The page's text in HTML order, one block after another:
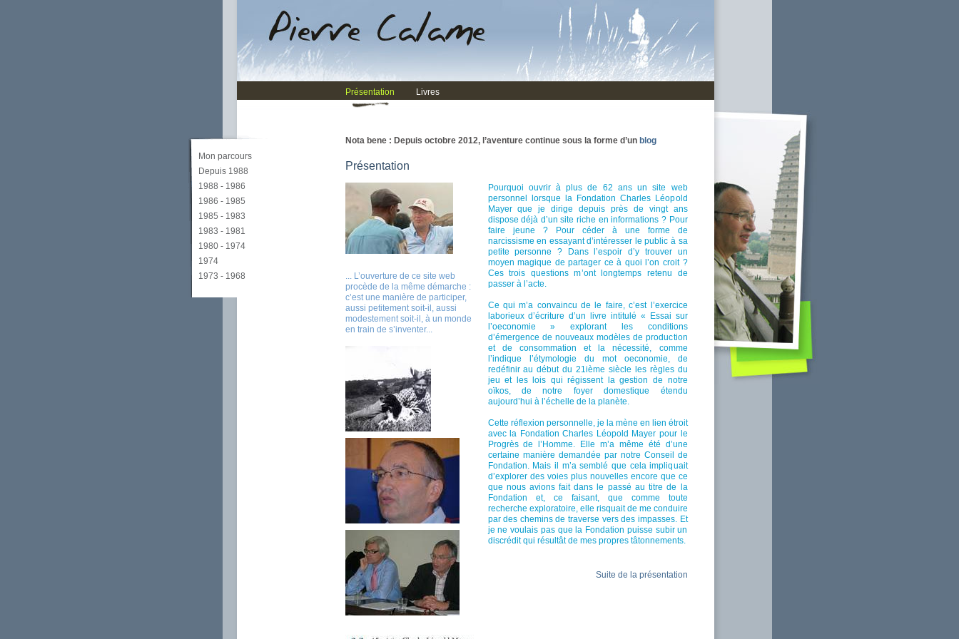
Nota bene : Depuis octobre 2012, l’aventure continue sous la forme d’un blog
Présentation
Pourquoi ouvrir à plus de 62 ans un site web
personnel lorsque la Fondation Charles Léopold
Mayer que je dirige depuis près de vingt ans
dispose déjà d’un site riche en informations ? Pour
faire jeune ? Pour céder à une forme de
narcissisme en essayant d’intéresser le public à sa
petite personne ? Dans l’espoir d’y trouver un
moyen magique de partager ce à quoi l’on croit ?
Ces trois questions m’ont longtemps retenu de
passer à l’acte.
Ce qui m’a convaincu de le faire, c’est l’exercice
laborieux d’écriture d’un livre intitulé « Essai sur
l’oeconomie » explorant les conditions
d’émergence de nouveaux modèles de production
et de consommation et la nécessité, comme
l’indique l’étymologie du mot oeconomie, de
redéfinir au début du 21ième siècle les règles du
jeu et les lois qui régissent la gestion de notre
oïkos, de notre foyer domestique étendu
aujourd’hui à l’échelle de la planète.
Cette réflexion personnelle, je la mène en lien étroit
avec la Fondation Charles Léopold Mayer pour le
Progrès de l’Homme. Elle m’a même été d’une
certaine manière demandée par notre Conseil de
Fondation. Mais il m’a semblé que cela impliquait
d’explorer des voies plus nouvelles encore que ce
que nous avions fait dans le passé au titre de la
Fondation et, ce faisant, que comme toute
recherche exploratoire, elle risquait de me conduire
par des chemins de traverse vers des impasses. Et
je ne voulais pas que la Fondation puisse subir un
discrédit qui résultât de mes propres tâtonnements.
Suite de la présentation
... L’ouverture de ce site web
procède de la même démarche :
c’est une manière de participer,
aussi petitement soit-il, aussi
modestement soit-il, à un monde
en train de s’inventer...
Présentation Livres
Mon parcours
Depuis 1988
1988 - 1986
1986 - 1985
1985 - 1983
1983 - 1981
1980 - 1974
1974
1973 - 1968